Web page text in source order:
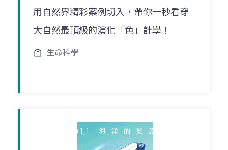
用自然界精彩案例切入，帶你一秒看穿
大自然最頂級的演化「色」計學！
生命科學